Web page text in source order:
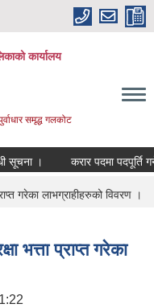
कार्यालय
समृद्ध गलकोट
सूचना । करार पदमा पदपूर्ति
गरेका लाभग्राहीहरुको विवरण ।
भत्ता प्राप्त गरेका